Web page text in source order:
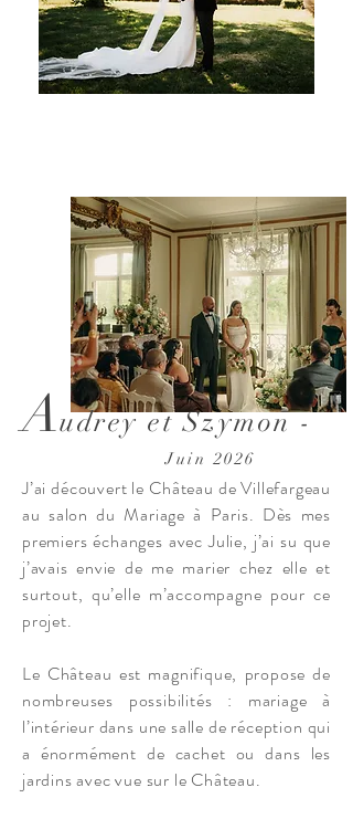
Audrey et Szymon -
Juin 2026
J’ai découvert le Château de Villefargeau
au salon du Mariage à Paris. Dès mes
premiers échanges avec Julie, j’ai su que
j’avais envie de me marier chez elle et
surtout, qu’elle m’accompagne pour ce
projet.
Le Château est magnifique, propose de
nombreuses possibilités : mariage à
l’intérieur dans une salle de réception qui
a énormément de cachet ou dans les
jardins avec vue sur le Château.